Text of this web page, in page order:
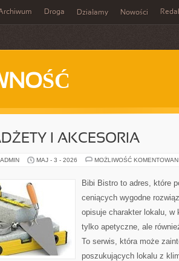
Droga Działamy Nowości
I AKCESORIA
MAJ - 3 - 2026 MOŻLIWOŚĆ
Bibi Bistro to adres, które
ceniących wygodne
opisuje charakter lokalu, w
tylko apetyczne, ale
To serwis, która może
poszukujących lokalu z